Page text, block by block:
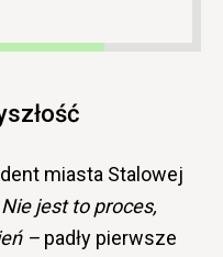
miasta Stalowej
Nie jest to proces,
– padły pierwsze